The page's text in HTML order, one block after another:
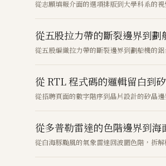
從志願填報介面的選項排版到大學科系的
從五股拉力帶的斷裂邊界到
從五股編織拉力帶的斷裂邊界到劃船機的
從 RTL 程式碼的邏輯留白到
從招聘頁面的數字階序到晶片設計的矽晶
從多普勒雷達的色階邊界到
從白海豚颱風的氣象雷達回波圖色階，拆